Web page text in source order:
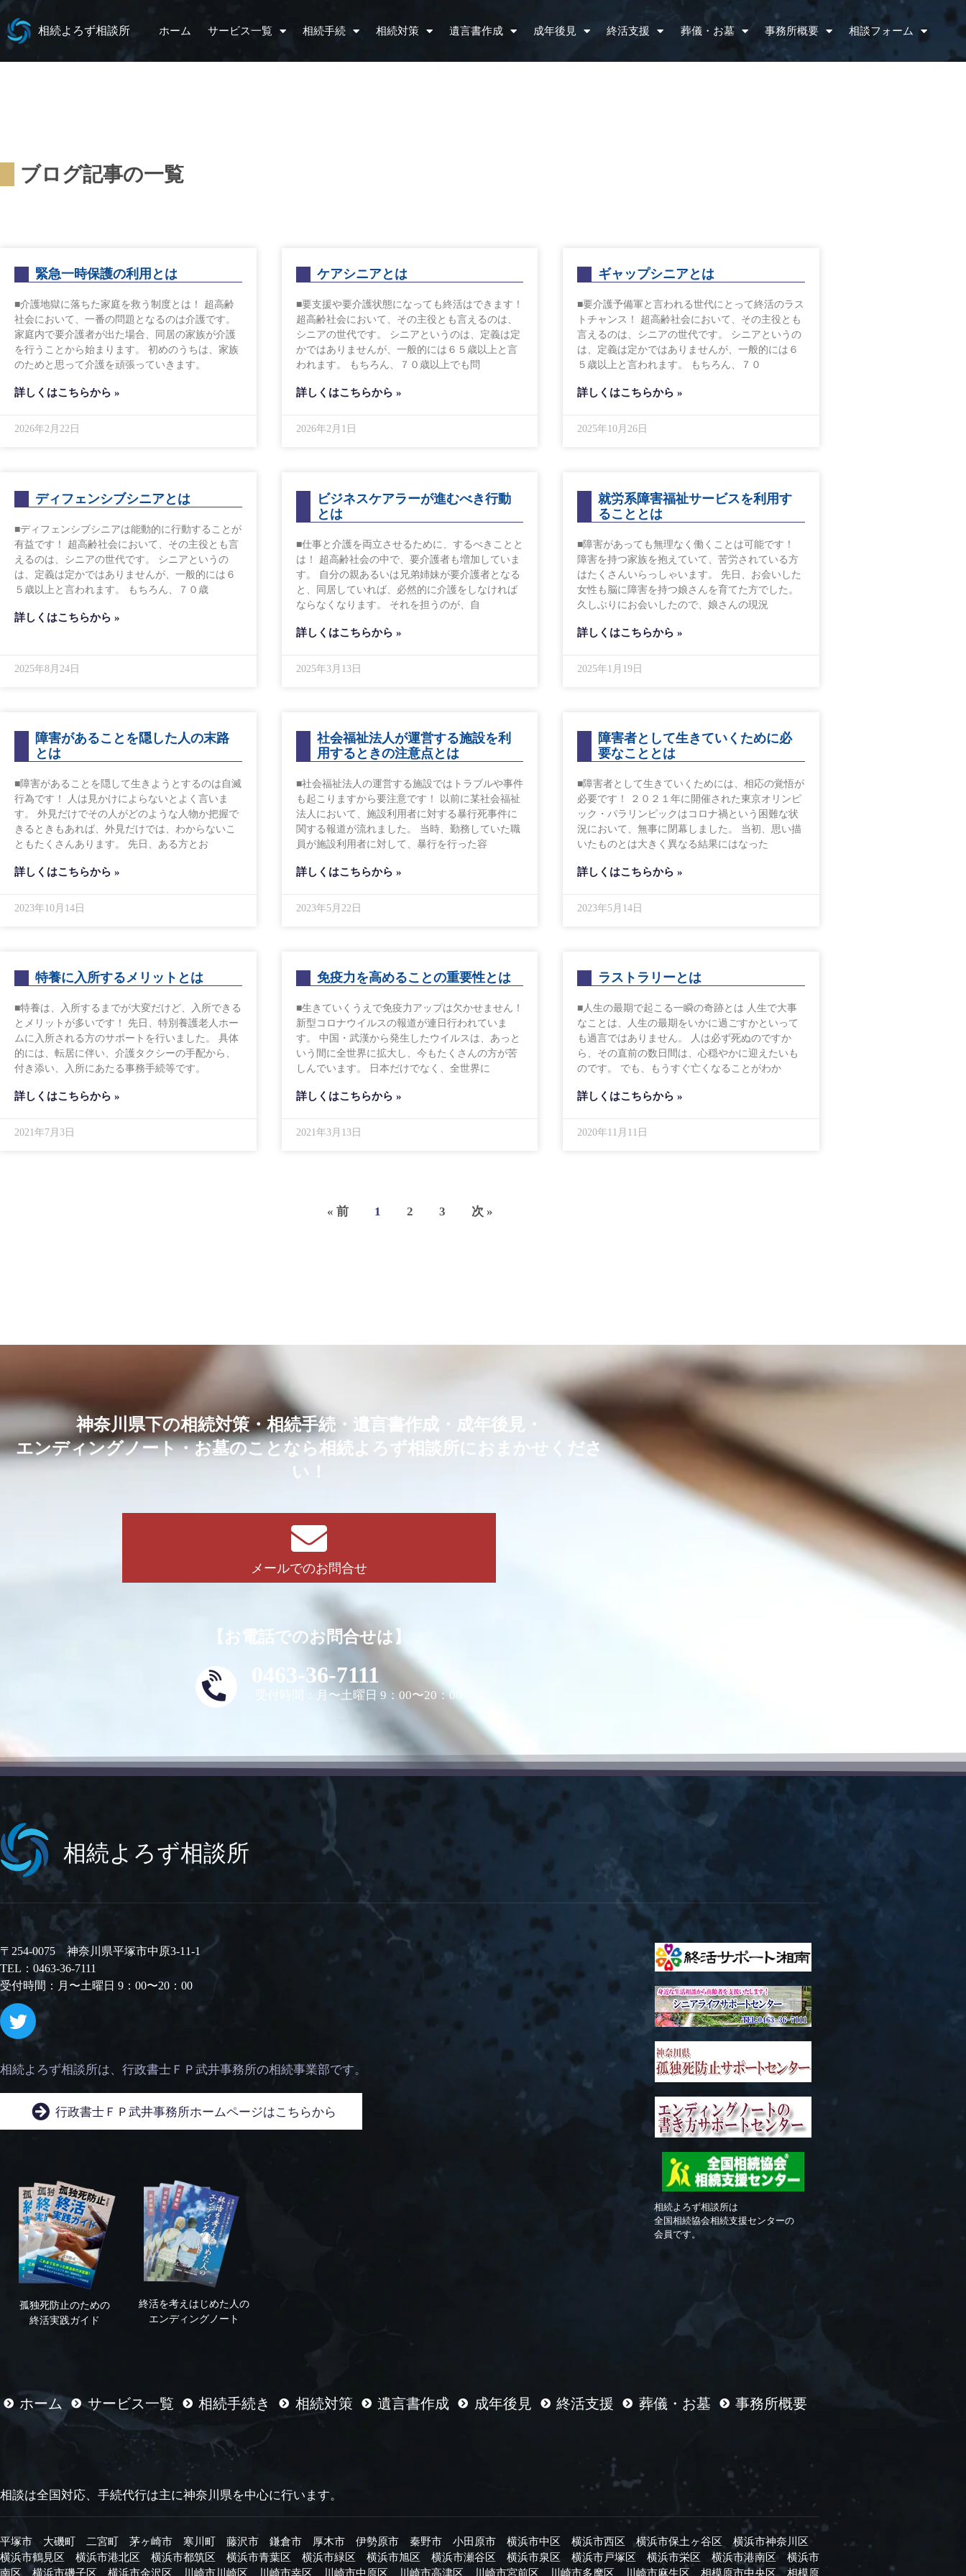
相続よろず相談所 ホーム サービス一覧 相続手続 相続対策 遺言書作成 成年後見 終活支援 葬儀・お墓 事務所概要 相談フォーム
ブログ記事の一覧
緊急一時保護の利用とは
■介護地獄に落ちた家庭を救う制度とは！ 超高齢
社会において、一番の問題となるのは介護です。
家庭内で要介護者が出た場合、同居の家族が介護
を行うことから始まります。 初めのうちは、家族
のためと思って介護を頑張っていきます。
詳しくはこちらから »
2026年2月22日
ケアシニアとは
■要支援や要介護状態になっても終活はできます！
超高齢社会において、その主役とも言えるのは、
シニアの世代です。 シニアというのは、定義は定
かではありませんが、一般的には６５歳以上と言
われます。 もちろん、７０歳以上でも問
詳しくはこちらから »
2026年2月1日
ギャップシニアとは
■要介護予備軍と言われる世代にとって終活のラス
トチャンス！ 超高齢社会において、その主役とも
言えるのは、シニアの世代です。 シニアというの
は、定義は定かではありませんが、一般的には６
５歳以上と言われます。 もちろん、７０
詳しくはこちらから »
2025年10月26日
ディフェンシブシニアとは
■ディフェンシブシニアは能動的に行動することが
有益です！ 超高齢社会において、その主役とも言
えるのは、シニアの世代です。 シニアというの
は、定義は定かではありませんが、一般的には６
５歳以上と言われます。 もちろん、７０歳
詳しくはこちらから »
2025年8月24日
ビジネスケアラーが進むべき行動
とは
■仕事と介護を両立させるために、するべきことと
は！ 超高齢社会の中で、要介護者も増加していま
す。 自分の親あるいは兄弟姉妹が要介護者となる
と、同居していれば、必然的に介護をしなければ
ならなくなります。 それを担うのが、自
詳しくはこちらから »
2025年3月13日
就労系障害福祉サービスを利用す
ることとは
■障害があっても無理なく働くことは可能です！
障害を持つ家族を抱えていて、苦労されている方
はたくさんいらっしゃいます。 先日、お会いした
女性も脳に障害を持つ娘さんを育てた方でした。
久しぶりにお会いしたので、娘さんの現況
詳しくはこちらから »
2025年1月19日
障害があることを隠した人の末路
とは
■障害があることを隠して生きようとするのは自滅
行為です！ 人は見かけによらないとよく言いま
す。 外見だけでその人がどのような人物か把握で
きるときもあれば、外見だけでは、わからないこ
ともたくさんあります。 先日、ある方とお
詳しくはこちらから »
2023年10月14日
社会福祉法人が運営する施設を利
用するときの注意点とは
■社会福祉法人の運営する施設ではトラブルや事件
も起こりますから要注意です！ 以前に某社会福祉
法人において、施設利用者に対する暴行死事件に
関する報道が流れました。 当時、勤務していた職
員が施設利用者に対して、暴行を行った容
詳しくはこちらから »
2023年5月22日
障害者として生きていくために必
要なこととは
■障害者として生きていくためには、相応の覚悟が
必要です！ ２０２１年に開催された東京オリンピ
ック・パラリンピックはコロナ禍という困難な状
況において、無事に閉幕しました。 当初、思い描
いたものとは大きく異なる結果にはなった
詳しくはこちらから »
2023年5月14日
特養に入所するメリットとは
■特養は、入所するまでが大変だけど、入所できる
とメリットが多いです！ 先日、特別養護老人ホー
ムに入所される方のサポートを行いました。 具体
的には、転居に伴い、介護タクシーの手配から、
付き添い、入所にあたる事務手続等です。
詳しくはこちらから »
2021年7月3日
免疫力を高めることの重要性とは
■生きていくうえで免疫力アップは欠かせません！
新型コロナウイルスの報道が連日行われていま
す。 中国・武漢から発生したウイルスは、あっと
いう間に全世界に拡大し、今もたくさんの方が苦
しんでいます。 日本だけでなく、全世界に
詳しくはこちらから »
2021年3月13日
ラストラリーとは
■人生の最期で起こる一瞬の奇跡とは 人生で大事
なことは、人生の最期をいかに過ごすかといって
も過言ではありません。 人は必ず死ぬのですか
ら、その直前の数日間は、心穏やかに迎えたいも
のです。 でも、もうすぐ亡くなることがわか
詳しくはこちらから »
2020年11月11日
« 前 1 2 3 次 »
神奈川県下の相続対策・相続手続・ 遺言書作成・成年後見・
エンディングノート・お墓のことなら相続よろず相談所におまかせくださ
い！
メールでのお問合せ
【お電話でのお問合せは】
0463-36-7111
受付時間：月〜土曜日 9：00〜20：00
相続よろず相談所
〒254-0075 神奈川県平塚市中原3-11-1
TEL：0463-36-7111
受付時間：月〜土曜日 9：00〜20：00
相続よろず相談所は、 行政書士ＦＰ武井事務所の相続事業部です。
行政書士ＦＰ武井事務所ホームページはこちらから
孤独死防止のための
終活実践ガイド
終活を考えはじめた人の
エンディングノート
相続よろず相談所は
全国相続協会相続支援センターの
会員です。
ホーム サービス一覧 相続手続き 相続対策 遺言書作成 成年後見 終活支援 葬儀・お墓 事務所概要
相談は全国対応、手続代行は主に神奈川県を中心に行います。
平塚市 大磯町 二宮町 茅ヶ崎市 寒川町 藤沢市 鎌倉市 厚木市 伊勢原市 秦野市 小田原市 横浜市中区 横浜市西区 横浜市保土ヶ谷区
横浜市神奈川区
横浜市鶴見区
横浜市港北区 横浜市都筑区 横浜市青葉区 横浜市緑区 横浜市旭区 横浜市瀬谷区 横浜市泉区 横浜市戸塚区 横浜市栄区 横浜市港南区
横浜市
南区
横浜市磯子区 横浜市金沢区 川崎市川崎区 川崎市幸区 川崎市中原区 川崎市高津区 川崎市宮前区 川崎市多摩区 川崎市麻生区 相模原市中央区 相模原